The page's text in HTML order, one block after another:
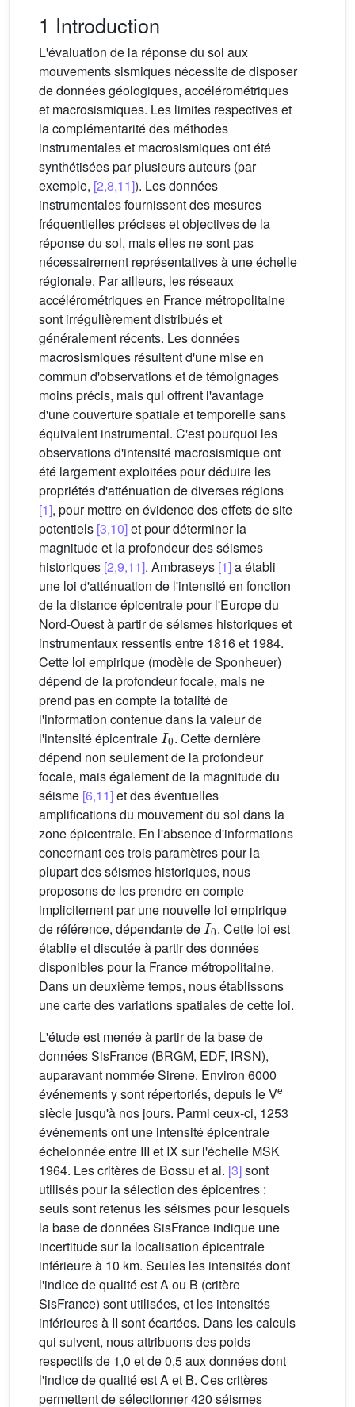
1 Introduction
L'évaluation de la réponse du sol aux
mouvements sismiques nécessite de disposer
de données géologiques, accélérométriques
et macrosismiques. Les limites respectives et
la complémentarité des méthodes
instrumentales et macrosismiques ont été
synthétisées par plusieurs auteurs (par
exemple, [2,8,11]). Les données
instrumentales fournissent des mesures
fréquentielles précises et objectives de la
réponse du sol, mais elles ne sont pas
nécessairement représentatives à une échelle
régionale. Par ailleurs, les réseaux
accélérométriques en France métropolitaine
sont irrégulièrement distribués et
généralement récents. Les données
macrosismiques résultent d'une mise en
commun d'observations et de témoignages
moins précis, mais qui offrent l'avantage
d'une couverture spatiale et temporelle sans
équivalent instrumental. C'est pourquoi les
observations d'intensité macrosismique ont
été largement exploitées pour déduire les
propriétés d'atténuation de diverses régions
[1], pour mettre en évidence des effets de site
potentiels [3,10]et pour déterminer la
magnitude et la profondeur des séismes
historiques [2,9,11]. Ambraseys [1]a établi
une loi d'atténuation de l'intensité en fonction
de la distance épicentrale pour l'Europe du
Nord-Ouest à partir de séismes historiques et
instrumentaux ressentis entre 1816 et 1984.
Cette loi empirique (modèle de Sponheuer)
dépend de la profondeur focale, mais ne
prend pas en compte la totalité de
l'information contenue dans la valeur de
l'intensité épicentrale
I0
. Cette dernière
dépend non seulement de la profondeur
focale, mais également de la magnitude du
séisme [6,11]et des éventuelles
amplifications du mouvement du sol dans la
zone épicentrale. En l'absence d'informations
concernant ces trois paramètres pour la
plupart des séismes historiques, nous
proposons de les prendre en compte
implicitement par une nouvelle loi empirique
de référence, dépendante de
I0
. Cette loi est
établie et discutée à partir des données
disponibles pour la France métropolitaine.
Dans un deuxième temps, nous établissons
une carte des variations spatiales de cette loi.
L'étude est menée à partir de la base de
données SisFrance (BRGM, EDF, IRSN),
auparavant nommée Sirene. Environ 6000
événements y sont répertoriés, depuis le Ve
siècle jusqu'à nos jours. Parmi ceux-ci, 1253
événements ont une intensité épicentrale
échelonnée entre III et IX sur l'échelle MSK
1964. Les critères de Bossu et al. [3]sont
utilisés pour la sélection des épicentres :
seuls sont retenus les séismes pour lesquels
la base de données SisFrance indique une
incertitude sur la localisation épicentrale
inférieure à 10 km. Seules les intensités dont
l'indice de qualité est A ou B (critère
SisFrance) sont utilisées, et les intensités
inférieures à II sont écartées. Dans les calculs
qui suivent, nous attribuons des poids
respectifs de 1,0 et de 0,5 aux données dont
l'indice de qualité est A et B. Ces critères
permettent de sélectionner 420 séismes